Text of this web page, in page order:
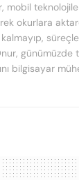
mobil
okurlara
kalmayıp,
günümüzde
bilgisayar